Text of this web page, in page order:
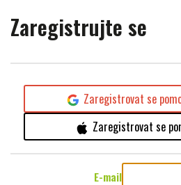
Zaregistrujte se
Zaregistrovat se
Zaregistrovat se
E-mail